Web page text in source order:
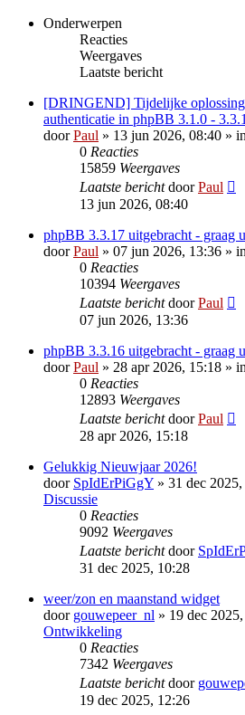
Onderwerpen
Reacties
Weergaves
Laatste bericht
[DRINGEND] Tijdelijke
authenticatie in phpBB 3.1.0 -
doorPaul » 13 jun 2026, 08:40 »
0 Reacties
15859 Weergaves
Laatste berichtdoorPaul
13 jun 2026, 08:40
phpBB 3.3.17 uitgebracht - graag
doorPaul » 07 jun 2026, 13:36 »
0 Reacties
10394 Weergaves
Laatste berichtdoorPaul
07 jun 2026, 13:36
phpBB 3.3.16 uitgebracht - graag
doorPaul » 28 apr 2026, 15:18 »
0 Reacties
12893 Weergaves
Laatste berichtdoorPaul
28 apr 2026, 15:18
Gelukkig Nieuwjaar 2026!
door SpIdErPiGgY » 31 dec
Discussie
0 Reacties
9092 Weergaves
Laatste berichtdoor
31 dec 2025, 10:28
weer/zon en maanstand widget
door gouwepeer_nl » 19 dec
Ontwikkeling
0 Reacties
7342 Weergaves
Laatste berichtdoor
19 dec 2025, 12:26